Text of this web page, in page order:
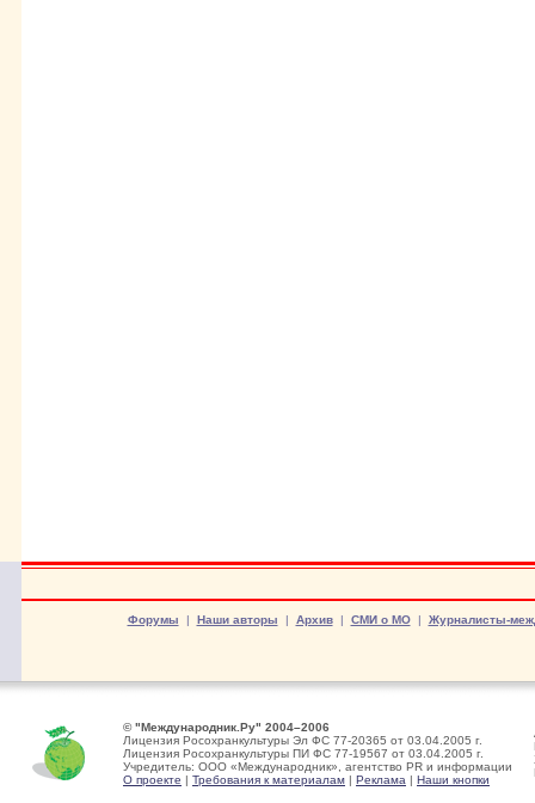
Форумы | Наши авторы | Архив| СМИ о МО| Журналисты-
© "Международник.Ру" 2004–2006
Лицензия Росохранкультуры Эл ФС 77-20365 от 03.04.2005 г.
Лицензия Росохранкультуры ПИ ФС 77-19567 от 03.04.2005 г.
Учредитель: ООО «Международник», агентство PR и информации
О проекте | Требования к материалам | Реклама | Наши кнопки